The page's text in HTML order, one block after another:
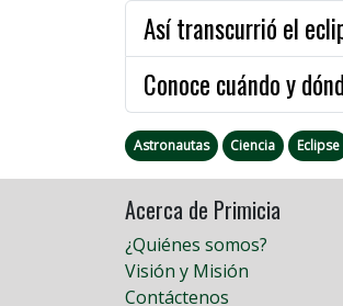
Así transcurrió el
Conoce cuándo y
Astronautas Ciencia Eclipse
Acerca de Primicia
¿Quiénes somos?
Visión y Misión
Contáctenos